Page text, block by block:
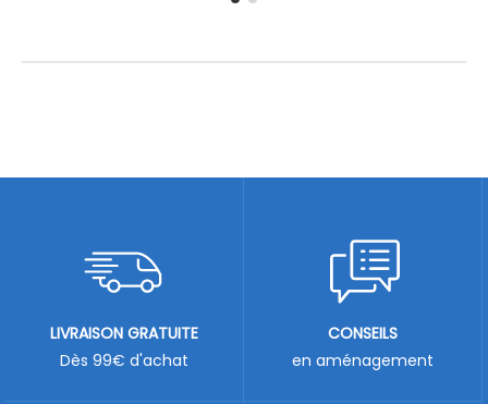
LIVRAISON GRATUITE
Dès 99€ d'achat
CONSEILS
en aménagement